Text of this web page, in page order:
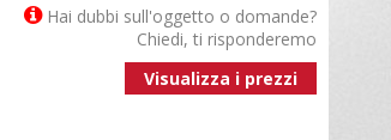
Hai dubbi sull'oggetto o domande?
Chiedi, ti risponderemo
Visualizza i prezzi